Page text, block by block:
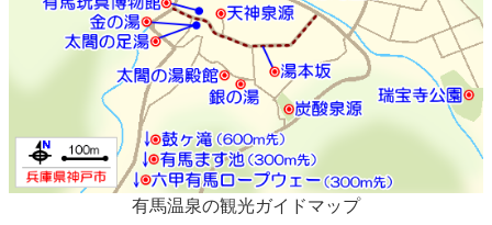
有馬温泉の観光ガイドマップ